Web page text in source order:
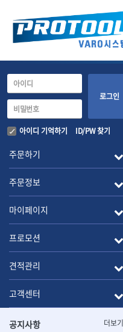
작업
소
- 소켓
- 세
- 엑
- 임
- 임
- 임
- 유
- 롱
- 임
- 육
전체
A
전체
1-DAY
FLEX
HAZET
ISOTOOL
로그인
아이디 기억하기 ID/PW 찾기
주문하기
주문정보
마이페이지
프로모션
견적관리
고객센터
공지사항
더보